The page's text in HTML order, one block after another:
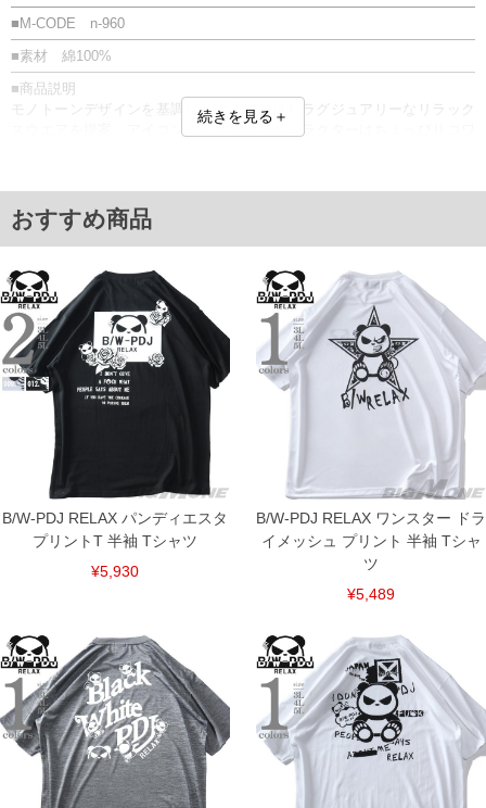
■M-CODE n-960
■素材 綿100%
■商品説明
モノトーンデザインを基調に、大人に向けたラグジュアリーなリラック
スウエアを提案。アイコンに使用されるキャラクターはちょっぴりコワ
が彼のトレードマークとなります。盛夏でもストレスなく着こなせる綿
100%のボディにブランドアイコンソースをプリントで表現したラグジュ
アリーなデザインTシャツです。
サイズ/肩幅/袖丈/胸囲/着丈
3L/59/26/128/84
4L/62/26/134/84
5L/65/26/140/84
単位はcm
※【返品交換について】
返品交換希望の方は、商品到着後1週間以内にご連絡ください。
下着(肌着)やワイシャツは商品の性質上、返品交換不可とさせて頂いております。予め
ご了承くださいませ。
※【ボトムの裾上げをご希望の場合】
裾上げ料金は500円+税となります。
備考欄に股下●cmとご記入下さい。（裾上げ無料対象商品は1本につき税込6,000円以
上の品が対象。1本5,999円以下の商品は有料（500円+税）となります。）
出荷まで約1週間～20日間程お時間を頂く場合がございます。
尚、裾上げした商品は返品・交換不可となりますので、予めご了承下さい。
ンピュータ画面）によって、商品の色味が若干異なる場合がございます。予めご了承
ください。
※当店での掲載商品は、実店鋪と在庫を共用しておりますので店頭での売り違い、店
舗からのお取り寄せ等により、お客様にご迷惑をお掛けしてしまう場合がございま
す。そのようなことがない様最大限に努めておりますが、もしあった場合速やかにご
連絡させて頂きますので予めご了承ください。
ITEM INTRODUCTION
続きを見る＋
おすすめ商品
B/W-PDJ RELAX パンディエスタ
プリントT 半袖 Tシャツ
¥5,930
B/W-PDJ RELAX ワンスター ドラ
イメッシュ プリント 半袖 Tシャ
ツ
¥5,489